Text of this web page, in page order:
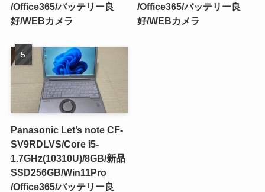
/Office365/バッテリー良
好/WEBカメラ
/Office365/バッテリー良
好/WEBカメラ
Panasonic Let’s note CF-
SV9RDLVS/Core i5-
1.7GHz(10310U)/8GB/新品
SSD256GB/Win11Pro
/Office365/バッテリー良